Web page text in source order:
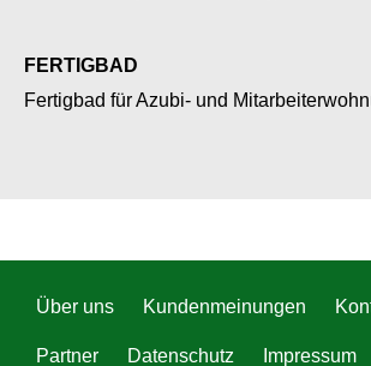
FERTIGBAD
Fertigbad für Azubi- und
Über uns Kundenmeinungen
Partner Datenschutz Impressum